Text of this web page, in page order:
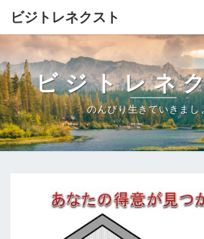
ビジトレネクスト
ビジトレネ
のんびり生きていきまし